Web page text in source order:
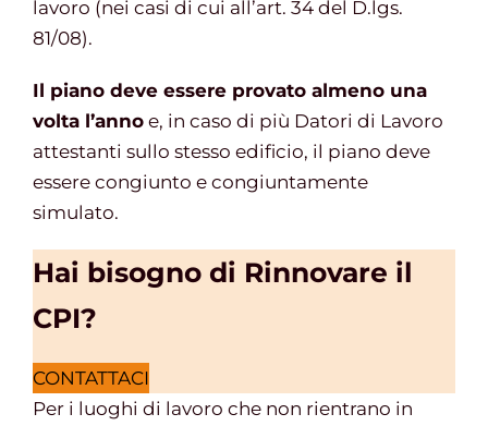
lavoro (nei casi di cui all’art. 34 del D.lgs.
81/08).
Il piano deve essere provato almeno una
volta l’anno e, in caso di più Datori di Lavoro
attestanti sullo stesso edificio, il piano deve
essere congiunto e congiuntamente
simulato.
Hai bisogno di Rinnovare il
CPI?
CONTATTACI
Per i luoghi di lavoro che non rientrano in